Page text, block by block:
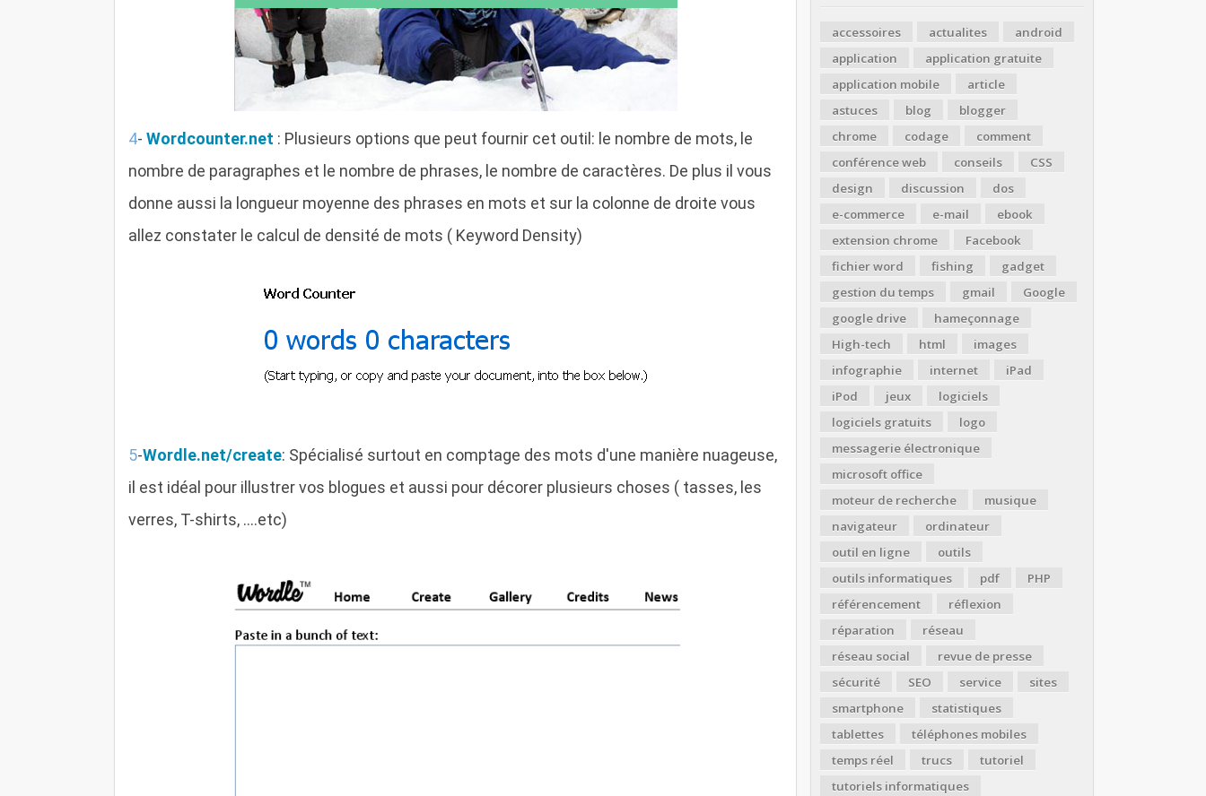
4- Wordcounter.net : Plusieurs options que peut fournir cet outil: le nombre de mots, le
nombre de paragraphes et le nombre de phrases, le nombre de caractères. De plus il vous
donne aussi la longueur moyenne des phrases en mots et sur la colonne de droite vous
allez constater le calcul de densité de mots ( Keyword Density)
5-Wordle.net/create: Spécialisé surtout en comptage des mots d'une manière nuageuse,
il est idéal pour illustrer vos blogues et aussi pour décorer plusieurs choses ( tasses, les
verres, T-shirts, ....etc)
accessoires actualites
android
application
application gratuite
application mobile
article
astuces
blog
blogger
chrome
codage
comment
conférence web
conseils
CSS
design
discussion
dos
e-commerce
e-mail
ebook
extension chrome
Facebook
fichier word
fishing
gadget
gestion du temps
gmail
Google
google drive
hameçonnage
High-tech
html
images
infographie
internet
iPad
iPod
jeux
logiciels
logiciels gratuits
logo
messagerie électronique
microsoft office
moteur de recherche
musique
navigateur
ordinateur
outil en ligne
outils
outils informatiques
pdf
PHP
référencement
réflexion
réparation
réseau
réseau social
revue de presse
sécurité
SEO service
sites
smartphone
statistiques
tablettes
téléphones mobiles
temps réel
trucs
tutoriel
tutoriels informatiques